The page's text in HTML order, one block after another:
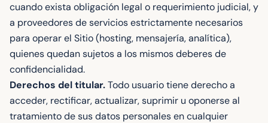
cuando exista obligación legal o requerimiento judicial, y
a proveedores de servicios estrictamente necesarios
para operar el Sitio (hosting, mensajería, analítica),
quienes quedan sujetos a los mismos deberes de
confidencialidad.
Derechos del titular.Todo usuario tiene derecho a
acceder, rectificar, actualizar, suprimir u oponerse al
tratamiento de sus datos personales en cualquier